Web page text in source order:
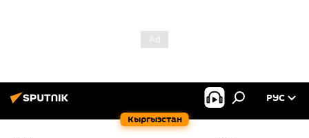
Кыргызстан
РУС